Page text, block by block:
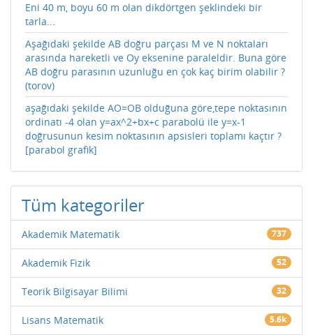
Eni 40 m, boyu 60 m olan dikdörtgen şeklindeki bir
tarla...
Aşağıdaki şekilde AB doğru parçası M ve N noktaları
arasında hareketli ve Oy eksenine paraleldir. Buna göre
AB doğru parasının uzunluğu en çok kaç birim olabilir ?
(torov)
aşağıdaki şekilde AO=OB olduğuna göre,tepe noktasının
ordinatı -4 olan y=ax^2+bx+c parabolü ile y=x-1
doğrusunun kesim noktasının apsisleri toplamı kaçtır ?
[parabol grafik]
Tüm kategoriler
Akademik Matematik 737
Akademik Fizik 52
Teorik Bilgisayar Bilimi 32
Lisans Matematik 5.6k